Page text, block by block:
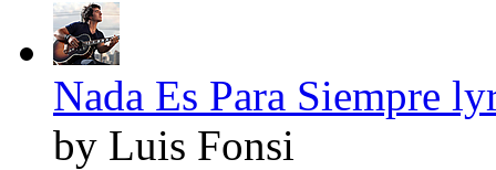
Nada Es Para Siempre
by Luis Fonsi